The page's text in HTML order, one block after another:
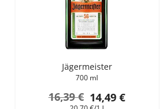
Jägermeister
700 ml
14,49 €
16,39 €